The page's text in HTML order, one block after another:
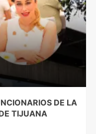
DE LA
TIJUANA